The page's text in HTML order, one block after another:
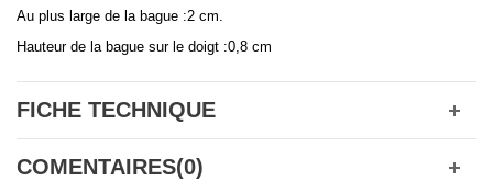
Au plus large de la bague :2 cm.
Hauteur de la bague sur le doigt :0,8 cm
FICHE TECHNIQUE
COMENTAIRES(0)